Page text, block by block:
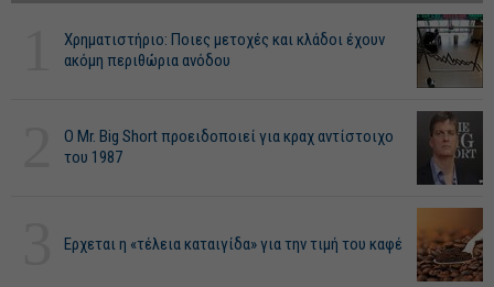
Χρηματιστήριο: Ποιες μετοχές και κλάδοι έχουν
ακόμη περιθώρια ανόδου
O Mr. Big Short προειδοποιεί για κραχ αντίστοιχο
του 1987
Ερχεται η «τέλεια καταιγίδα» για την τιμή του καφέ